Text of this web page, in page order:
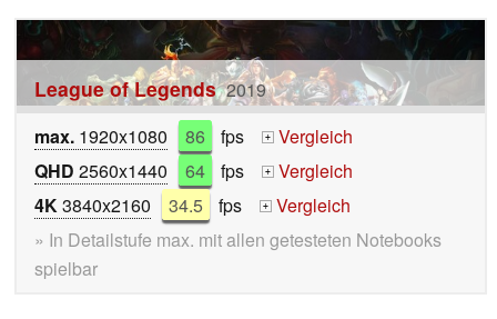
League of Legends 2019
max. 1920x1080 86 fps +
Vergleich
QHD 2560x1440 64 fps +
Vergleich
4K3840x2160 34.5 fps +
Vergleich
» In Detailstufe max. mit allen getesteten Notebooks
spielbar